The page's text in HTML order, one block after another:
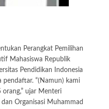
Perangkat Pemilihan
Mahasiswa Republik
Pendidikan Indonesia
pendaftar. “(Namun) kami
orang,” ujar Menteri
Organisasi Muhammad